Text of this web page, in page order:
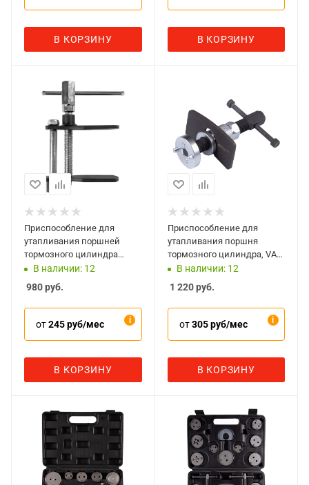
В КОРЗИНУ В КОРЗИНУ
Приспособление для
утапливания поршней
тормозного цилиндра
AFFIX AF10200004
В наличии: 12
980руб.
от245 руб/мес
В КОРЗИНУ
Приспособление для
утапливания поршня
тормозного цилиндра, VAG,
3 предмета, AFFIX
AF10200003
В наличии: 12
1 220руб.
от305 руб/мес
В КОРЗИНУ